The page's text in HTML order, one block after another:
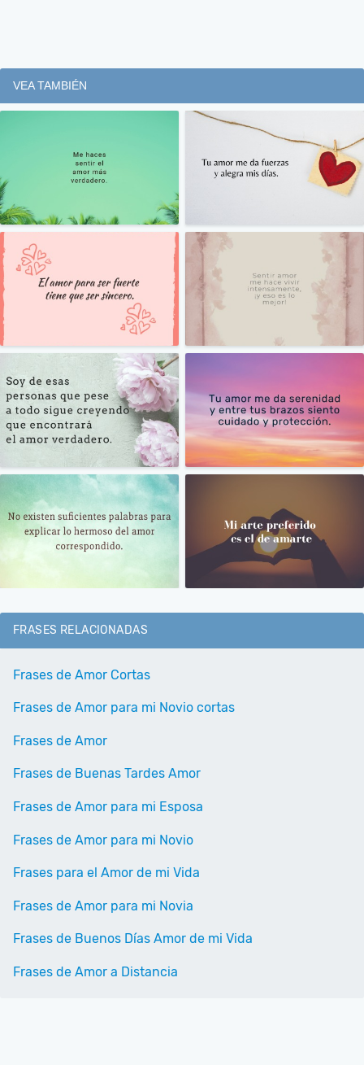
VEA TAMBIÉN
FRASES RELACIONADAS
Frases de Amor Cortas
Frases de Amor para mi Novio cortas
Frases de Amor
Frases de Buenas Tardes Amor
Frases de Amor para mi Esposa
Frases de Amor para mi Novio
Frases para el Amor de mi Vida
Frases de Amor para mi Novia
Frases de Buenos Días Amor de mi Vida
Frases de Amor a Distancia